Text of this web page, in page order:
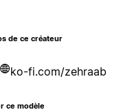
de ce créateur
ko-fi.com/zehraab
ce modèle